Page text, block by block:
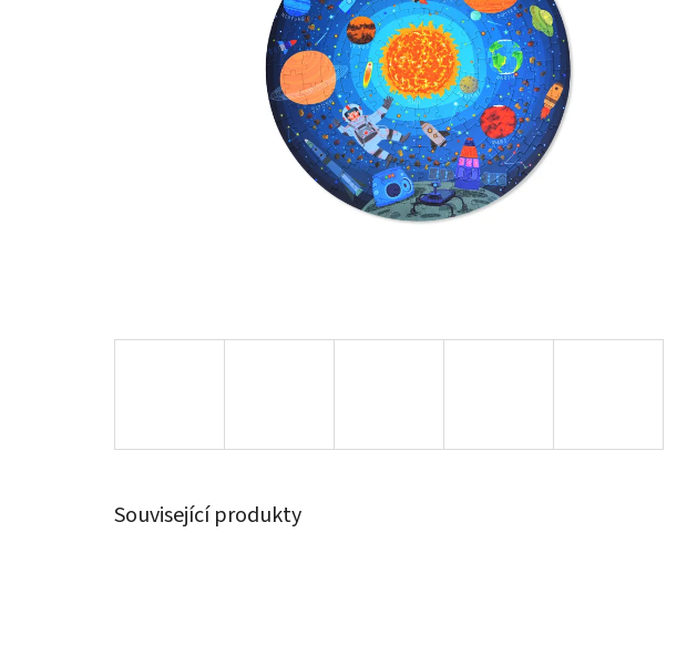
Související produkty